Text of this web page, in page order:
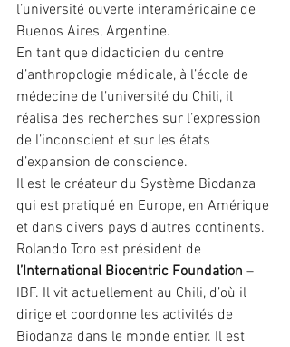
l’université ouverte interaméricaine de
Buenos Aires, Argentine.
En tant que didacticien du centre
d’anthropologie médicale, à l’école de
médecine de l’université du Chili, il
réalisa des recherches sur l’expression
de l’inconscient et sur les états
d’expansion de conscience.
Il est le créateur du Système Biodanza
qui est pratiqué en Europe, en Amérique
et dans divers pays d’autres continents.
Rolando Toro est président de
l’International Biocentric Foundation –
IBF. Il vit actuellement au Chili, d’où il
dirige et coordonne les activités de
Biodanza dans le monde entier. Il est